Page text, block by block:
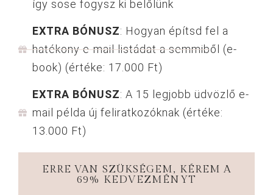
így sose fogysz ki belőlünk
EXTRA BÓNUSZ: Hogyan építsd fel a
hatékony e-mail listádat a semmiből (e-
book) (értéke: 17.000 Ft)
EXTRA BÓNUSZ: A 15 legjobb üdvözlő e-
mail példa új feliratkozóknak (értéke:
13.000 Ft)
ERRE VAN SZÜKSÉGEM, KÉREM A
69% KEDVEZMÉNYT